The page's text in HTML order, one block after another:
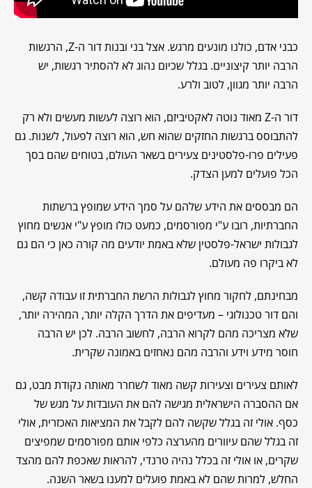
כבני אדם, כולנו מונעים מרגש. אצל בני ובנות דור ה-Z, הרגשות
הרבה יותר קיצוניים. בגלל שכיום נהוג לא להסתיר רגשות, יש
הרבה יותר מגוון, לטוב ולרע.
דור ה-Z מאוד נוטה לאקטיביזם, הוא רוצה לעשות מעשים ולא רק
להתבוסס ברגשות החזקים שהוא חש, הוא רוצה לפעול, לשנות. גם
פעילים פרו-פלסטינים צעירים בשאר העולם, בטוחים שהם בסך
הכל פועלים למען הצדק.
הם מבססים את הידע שלהם על סמך הידע שמופץ ברשתות
החברתיות, רובו ע"י מפורסמים, כמעט כולו מופץ ע"י אנשים מחוץ
לגבולות ישראל-פלסטין שלא באמת יודעים מה קורה כאן כי הם גם
לא ביקרו פה מעולם.
מבחינתם, לחקור מחוץ לגבולות הרשת החברתית זו עבודה קשה,
והם דור טכנולוגי – מעדיפים את הדרך הקלה יותר, המהירה יותר,
שלא מצריכה מהם לקרוא הרבה, לחשוב הרבה. לכן יש הרבה
חוסר מידע וידע והרבה מהם נאחזים באמונה שקרית.
לאותם צעירים וצעירות קשה מאוד לשחרר מאותה נקודת מבט, גם
אם ההסברה הישראלית מגישה להם את העובדות על מגש של
כסף. אולי זה בגלל שקשה להם לקבל את המציאות האכזרית, אולי
זה בגלל שהם עיוורים מהערצה כלפי אותם מפורסמים שמפיצים
שקרים, או אולי זה בכלל נהיה טרנדי, להראות שאכפת להם מהצד
החלש, למרות שהם לא באמת פועלים למענו בשאר השנה.